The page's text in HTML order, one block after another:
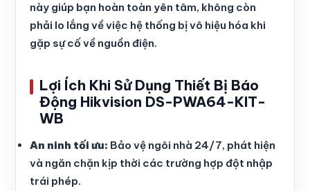
này giúp bạn hoàn toàn yên tâm, không còn
phải lo lắng về việc hệ thống bị vô hiệu hóa khi
gặp sự cố về nguồn điện.
Lợi Ích Khi Sử Dụng Thiết Bị Báo
Động Hikvision DS-PWA64-KIT-
WB
An ninh tối ưu: Bảo vệ ngôi nhà 24/7, phát hiện
và ngăn chặn kịp thời các trường hợp đột nhập
trái phép.